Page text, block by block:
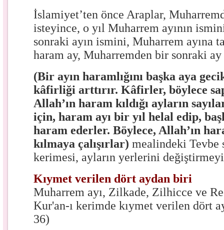
İslamiyet’ten önce Araplar,
isteyince, o yıl Muharrem ayının
sonraki ayın ismini, Muharrem ayına
haram ay, Muharremden bir sonraki
(Bir ayın haramlığını başka aya
kâfirliği arttırır. Kâfirler, böylece
Allah’ın haram kıldığı ayların
için, haram ayı bir yıl helal edip,
haram ederler. Böylece, Allah’ın
kılmaya çalışırlar) mealindeki Tevbe
kerimesi, ayların yerlerini
Kıymet verilen dört aydan biri
Muharrem ayı, Zilkade, Zilhicce ve
Kur'an-ı kerimde kıymet verilen dört
36)